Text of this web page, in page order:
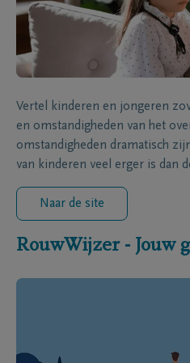
Vertel kinderen en jongeren
en omstandigheden van het
omstandigheden dramatisch
van kinderen veel erger is dan
Naar de site
RouwWijzer - Jouw